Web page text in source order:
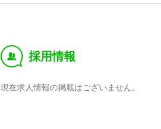
‰ 採用情報
現在求人情報の掲載はございません。